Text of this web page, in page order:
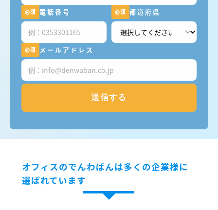
必須 電話番号 必須 都道府県
必須 メールアドレス
オフィスのでんわばんは多くの企業様に
選ばれています